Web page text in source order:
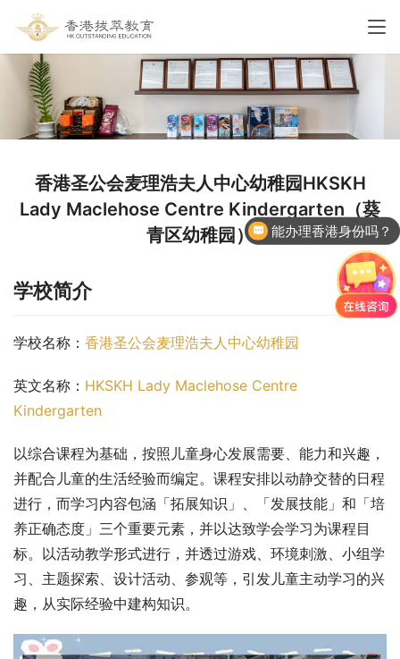
香港圣公会麦理浩夫人中心幼稚园HKSKH
Lady Maclehose Centre Kindergarten（葵
青区幼稚园）
学校简介
学校名称： 香港圣公会麦理浩夫人中心幼稚园
英文名称： HKSKH Lady Maclehose Centre
Kindergarten
以综合课程为基础，按照儿童身心发展需要、能力和兴趣，
并配合儿童的生活经验而编定。课程安排以动静交替的日程
进行，而学习内容包涵「拓展知识」、「发展技能」和「培
养正确态度」三个重要元素，并以达致学会学习为课程目
标。以活动教学形式进行，并透过游戏、环境刺激、小组学
习、主题探索、设计活动、参观等，引发儿童主动学习的兴
趣，从实际经验中建构知识。
能办理香港身份吗？